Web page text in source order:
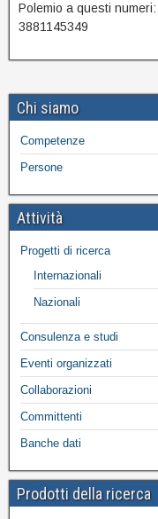
Polemio a questi
3881145349
Chi siamo
Competenze
Persone
Attività
Progetti di ricerca
Internazionali
Nazionali
Consulenza e studi
Eventi organizzati
Collaborazioni
Committenti
Banche dati
Prodotti della ricerca